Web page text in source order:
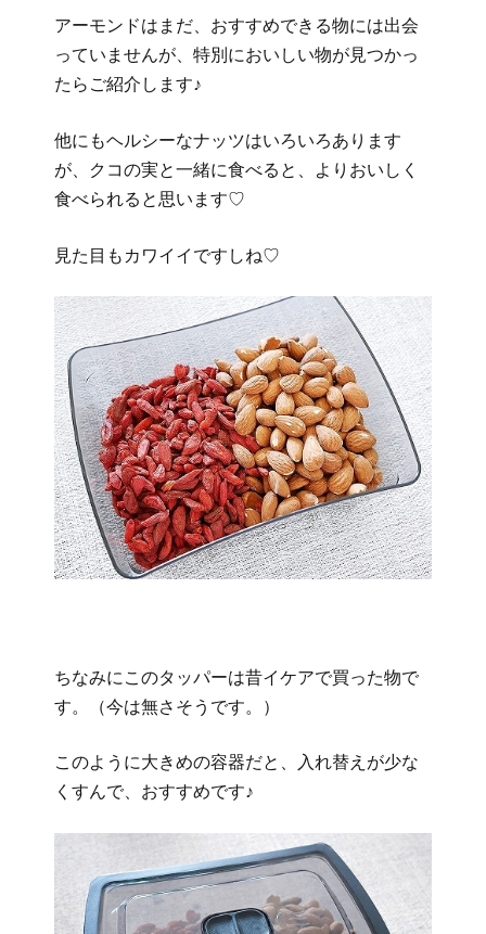
アーモンドはまだ、おすすめできる物には出会
っていませんが、特別においしい物が見つかっ
たらご紹介します♪
他にもヘルシーなナッツはいろいろあります
が、クコの実と一緒に食べると、よりおいしく
食べられると思います♡
見た目もカワイイですしね♡
ちなみにこのタッパーは昔イケアで買った物で
す。（今は無さそうです。）
このように大きめの容器だと、入れ替えが少な
くすんで、おすすめです♪